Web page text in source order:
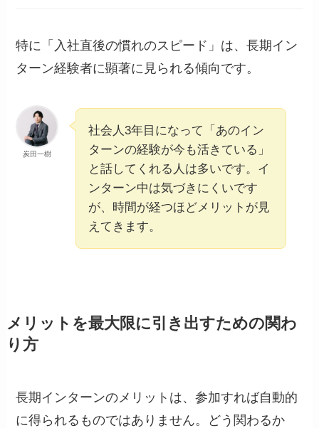
特に「入社直後の慣れのスピード」は、長期イン
ターン経験者に顕著に見られる傾向です。
炭田一樹
社会人3年目になって「あのイン
ターンの経験が今も活きている」
と話してくれる人は多いです。イ
ンターン中は気づきにくいです
が、時間が経つほどメリットが見
えてきます。
メリットを最大限に引き出すための関わ
り方
長期インターンのメリットは、参加すれば自動的
に得られるものではありません。どう関わるか